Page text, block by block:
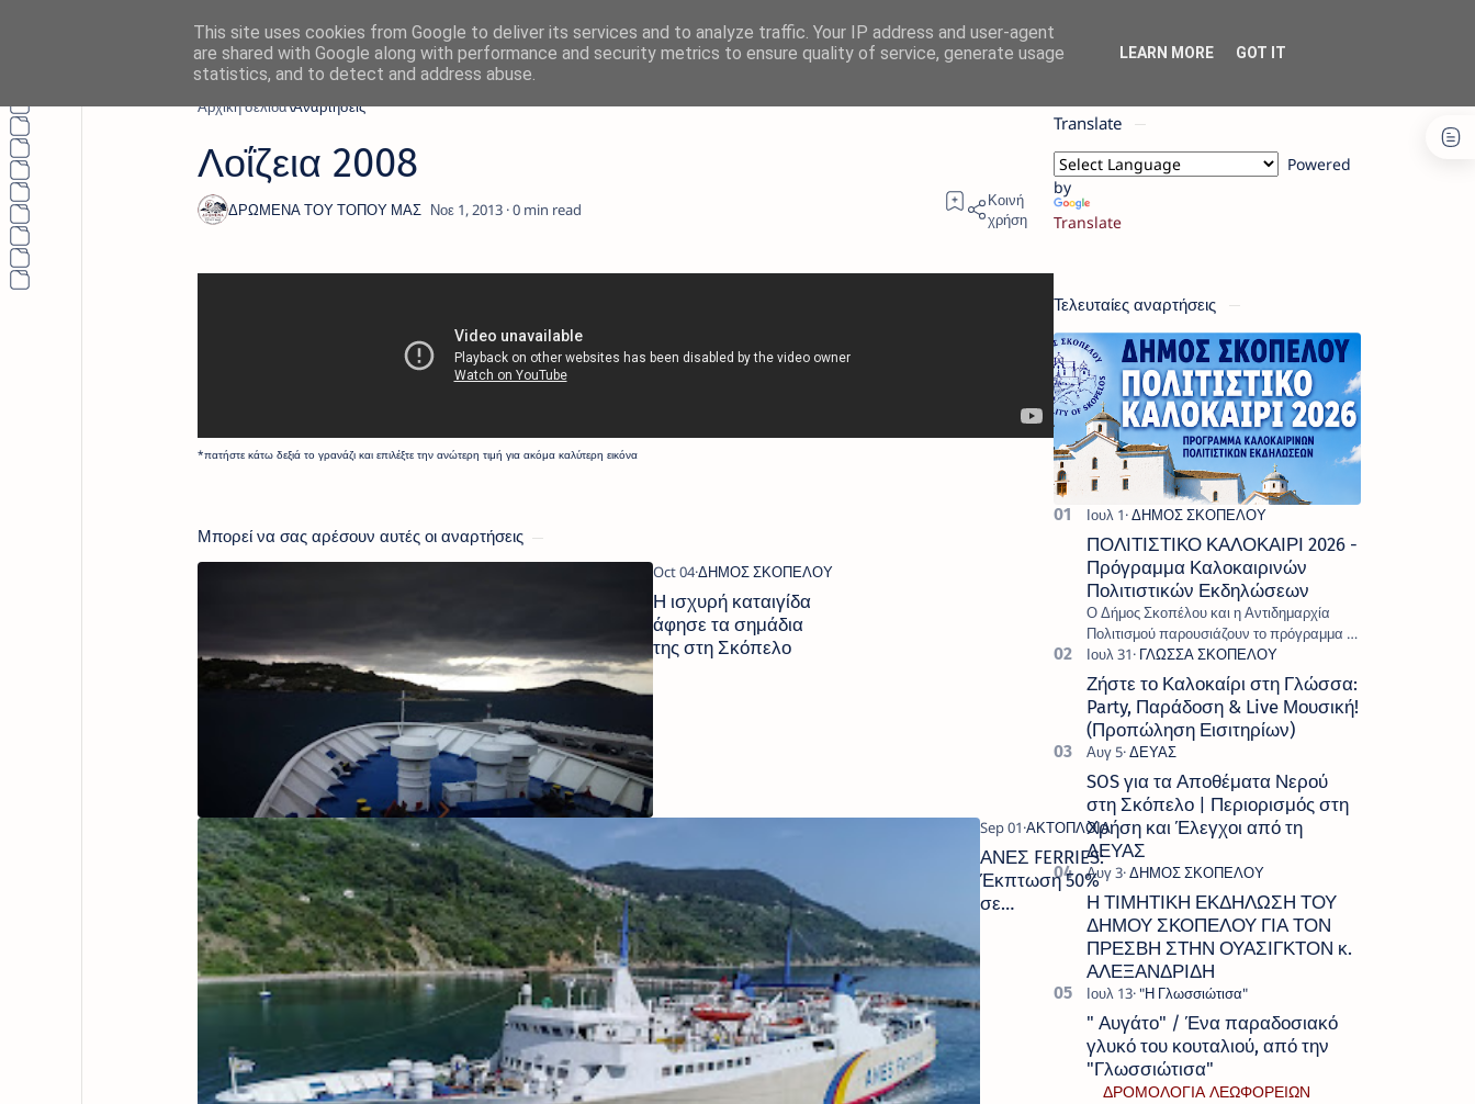
Αρχική σελίδα
Λοΐζεια 2008
0
*πατήστε κάτω δεξιά το γρανάζι και επιλέξτε την ανώτερη τιμή για ακόμα καλύτερη εικόνα
Μπορεί να σας αρέσουν αυτές οι αναρτήσεις
Η ισχυρή καταιγίδα
άφησε τα σημάδια
της στη Σκόπελο
ΑΝΕΣ FERRIES:
Έκπτωση 50%
σε
αναπληρωτές
Εκπαιδευτικούς
για τα νησιά
των Β.
Σποράδων
Translate
Powered
by
Translate
Τελευταίες αναρτήσεις
ΠΟΛΙΤΙΣΤΙΚΟ ΚΑΛΟΚΑΙΡΙ 2026 -
Πρόγραμμα Καλοκαιρινών
Πολιτιστικών Εκδηλώσεων
Ο Δήμος Σκοπέλου και η Αντιδημαρχία
Πολιτισμού παρουσιάζουν το πρόγραμμα «
Πολιτιστικό Καλοκαίρι 2026 », ένα πλούσιο
και πολυσυλλεκτικό πρόγραμμα εκδ…
Ζήστε το Καλοκαίρι στη Γλώσσα:
Party, Παράδοση & Live Μουσική!
(Προπώληση Εισιτηρίων)
SOS για τα Αποθέματα Νερού
στη Σκόπελο | Περιορισμός στη
Χρήση και Έλεγχοι από τη
ΔΕΥΑΣ
Η ΤΙΜΗΤΙΚΗ ΕΚΔΗΛΩΣΗ ΤΟΥ
ΔΗΜΟΥ ΣΚΟΠΕΛΟΥ ΓΙΑ ΤΟΝ
ΠΡΕΣΒΗ ΣΤΗΝ ΟΥΑΣΙΓΚΤΟΝ κ.
ΑΛΕΞΑΝΔΡΙΔΗ
" Αυγάτο" / Ένα παραδοσιακό
γλυκό του κουταλιού, από την
"Γλωσσιώτισα"
ΔΡΟΜΟΛΟΓΙΑ ΛΕΩΦΟΡΕΙΩΝ
This site uses cookies from Google to deliver its services and to analyze traffic. Your IP address and user-agent
are shared with Google along with performance and security metrics to ensure quality of service, generate usage
statistics, and to detect and address abuse.
LEARN MORE GOT IT